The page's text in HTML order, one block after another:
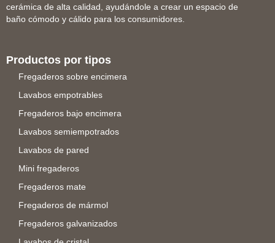
cerámica de alta calidad, ayudándole a crear un espacio de
baño cómodo y cálido para los consumidores.
Productos por tipos
Fregaderos sobre encimera
Lavabos empotrables
Fregaderos bajo encimera
Lavabos semiempotrados
Lavabos de pared
Mini fregaderos
Fregaderos mate
Fregaderos de mármol
Fregaderos galvanizados